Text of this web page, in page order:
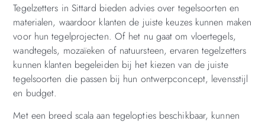
Tegelzetters in Sittard bieden advies over tegelsoorten en
materialen, waardoor klanten de juiste keuzes kunnen maken
voor hun tegelprojecten. Of het nu gaat om vloertegels,
wandtegels, mozaïeken of natuursteen, ervaren tegelzetters
kunnen klanten begeleiden bij het kiezen van de juiste
tegelsoorten die passen bij hun ontwerpconcept, levensstijl
en budget.
Met een breed scala aan tegelopties beschikbaar, kunnen